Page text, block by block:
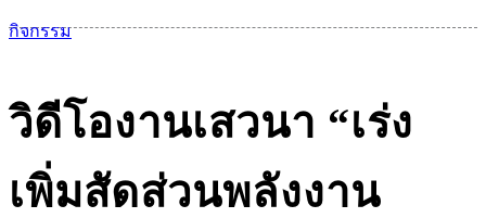
เ
กิจกรรม
วิดีโองานเสวนา “เร่ง
เพิ่มสัดส่วนพลังงาน